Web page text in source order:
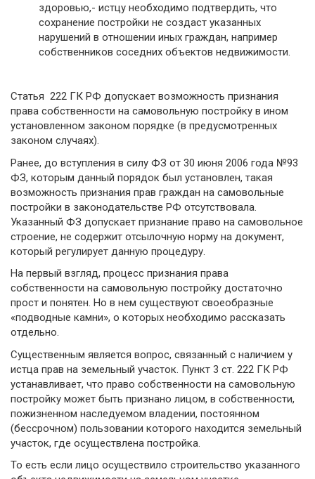
здоровью,- истцу необходимо подтвердить, что
сохранение постройки не создаст указанных
нарушений в отношении иных граждан, например
собственников соседних объектов недвижимости.
Статья 222 ГК РФ допускает возможность признания
права собственности на самовольную постройку в ином
установленном законом порядке (в предусмотренных
законом случаях).
Ранее, до вступления в силу ФЗ от 30 июня 2006 года №93
ФЗ, которым данный порядок был установлен, такая
возможность признания прав граждан на самовольные
постройки в законодательстве РФ отсутствовала.
Указанный ФЗ допускает признание право на самовольное
строение, не содержит отсылочную норму на документ,
который регулирует данную процедуру.
На первый взгляд, процесс признания права
собственности на самовольную постройку достаточно
прост и понятен. Но в нем существуют своеобразные
«подводные камни», о которых необходимо рассказать
отдельно.
Существенным является вопрос, связанный с наличием у
истца прав на земельный участок. Пункт 3 ст. 222 ГК РФ
устанавливает, что право собственности на самовольную
постройку может быть признано лицом, в собственности,
пожизненном наследуемом владении, постоянном
(бессрочном) пользовании которого находится земельный
участок, где осуществлена постройка.
То есть если лицо осуществило строительство указанного